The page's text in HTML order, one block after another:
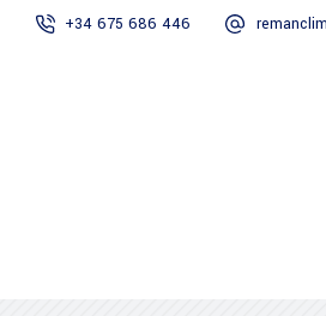
+34 675 686 446
Inicio